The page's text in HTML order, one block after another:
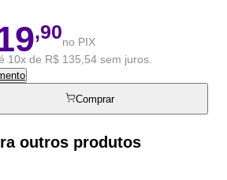
,90no PIX
10x de R$ 135,54 sem juros.
Comprar
outros produtos